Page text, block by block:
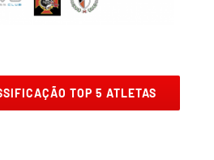
TOP 5 ATLETAS